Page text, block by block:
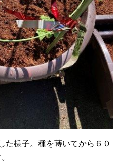
た様子。種を蒔いてから６０